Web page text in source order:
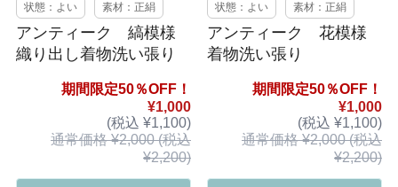
状態：よい 素材：正絹
アンティーク 縞模様
織り出し着物洗い張り
期間限定50％OFF！
¥1,000
(税込 ¥1,100)
通常価格 ¥2,000 (税込
¥2,200)
状態：よい 素材：正絹
アンティーク 花模様
着物洗い張り
期間限定50％OFF！
¥1,000
(税込 ¥1,100)
通常価格 ¥2,000 (税込
¥2,200)